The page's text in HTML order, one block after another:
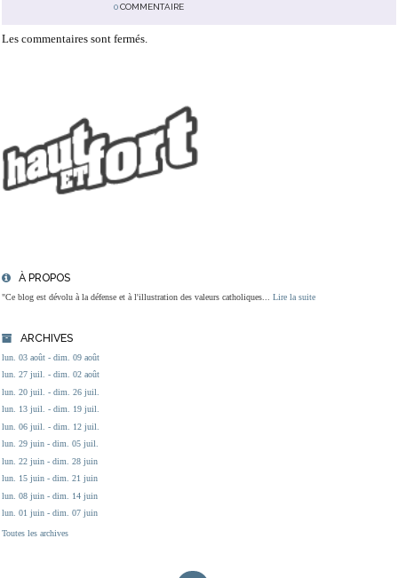
À PROPOS
"Ce blog est dévolu à la défense et à l'illustration des valeurs catholiques... Lire la suite
ARCHIVES
lun. 03 août - dim. 09 août
lun. 27 juil. - dim. 02 août
lun. 20 juil. - dim. 26 juil.
lun. 13 juil. - dim. 19 juil.
lun. 06 juil. - dim. 12 juil.
lun. 29 juin - dim. 05 juil.
lun. 22 juin - dim. 28 juin
lun. 15 juin - dim. 21 juin
lun. 08 juin - dim. 14 juin
lun. 01 juin - dim. 07 juin
Toutes les archives
0 COMMENTAIRE
Les commentaires sont fermés.